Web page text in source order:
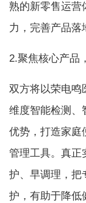
熟的新零售运营
力，完善产品落
2.聚焦核心产品
双方将以荣电鸣
维度智能检测、
优势，打造家庭
管理工具。真正
护、早调理，把
护，有助于降低